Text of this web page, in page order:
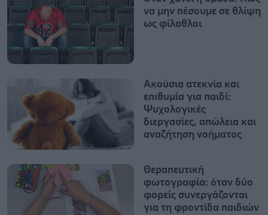
να μην πέσουμε σε θλίψη
ως φίλαθλοι
Ακούσια ατεκνία και
επιθυμία για παιδί:
Ψυχολογικές
διεργασίες, απώλεια και
αναζήτηση νοήματος
Θεραπευτική
φωτογραφία: όταν δύο
φορείς συνεργάζονται
για τη φροντίδα παιδιών